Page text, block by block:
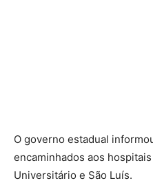
O governo estadual
encaminhados aos
Universitário e São Luís.